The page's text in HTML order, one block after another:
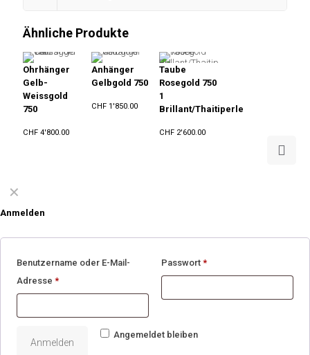
Ähnliche Produkte
Ohrhänger
Gelb-
Weissgold
750
CHF 4'800.00
Anhänger
Gelbgold 750
CHF1'850.00
Taube
Rosegold 750
1
Brillant/Thaitiperle
CHF 2'600.00
✕
Anmelden
Benutzername oder E-Mail-
Adresse *
Passwort*
Angemeldet bleiben
Anmelden